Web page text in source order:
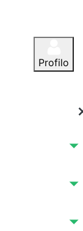
Profilo